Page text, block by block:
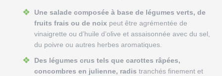
Une salade composée à base de légumes verts, de
fruits frais ou de noix peut être agrémentée de
vinaigrette ou d’huile d’olive et assaisonnée avec du sel,
du poivre ou autres herbes aromatiques.
Des légumes crus tels que carottes râpées,
concombres en julienne, radis tranchés finement et